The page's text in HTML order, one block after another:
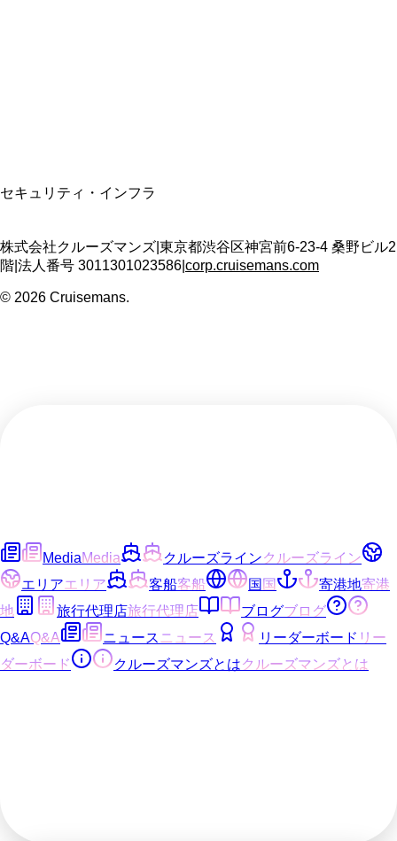
セキュリティ・インフラ
株式会社クルーズマンズ 東京都渋谷区神宮前6-23-4 桑野ビル2
階 法人番号 3011301023586 corp.cruisemans.com
© 2026 Cruisemans.
MediaMedia クルーズラインクルーズライン
エリアエリア 客船客船 国 国 寄港地寄港
地
旅行代理店旅行代理店 ブログブログ
Q&AQ&A ニュースニュース リーダーボード リー
ダーボード
クルーズマンズとはクルーズマンズとは